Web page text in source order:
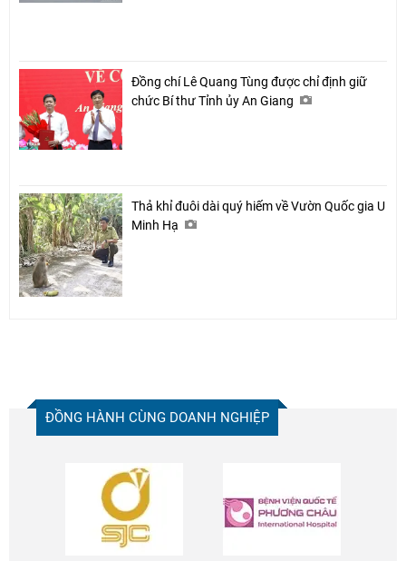
Đồng chí Lê Quang Tùng được chỉ định giữ
chức Bí thư Tỉnh ủy An Giang
Thả khỉ đuôi dài quý hiếm về Vườn Quốc gia U
Minh Hạ
ĐỒNG HÀNH CÙNG DOANH NGHIỆP